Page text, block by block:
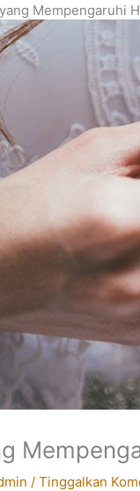
Mempengaruhi
/ Tinggalkan